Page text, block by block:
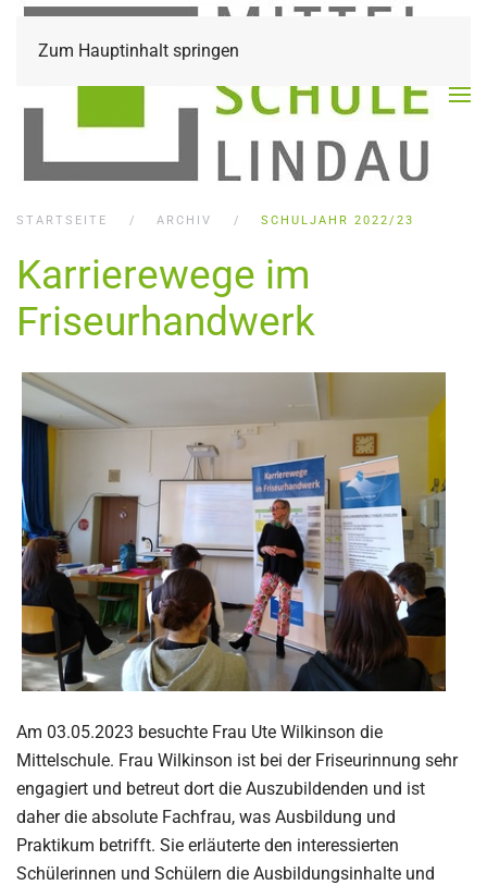
Zum Hauptinhalt springen
STARTSEITE ARCHIV SCHULJAHR 2022/23
Karrierewege im
Friseurhandwerk
Am 03.05.2023 besuchte Frau Ute Wilkinson die
Mittelschule. Frau Wilkinson ist bei der Friseurinnung sehr
engagiert und betreut dort die Auszubildenden und ist
daher die absolute Fachfrau, was Ausbildung und
Praktikum betrifft. Sie erläuterte den interessierten
Schülerinnen und Schülern die Ausbildungsinhalte und